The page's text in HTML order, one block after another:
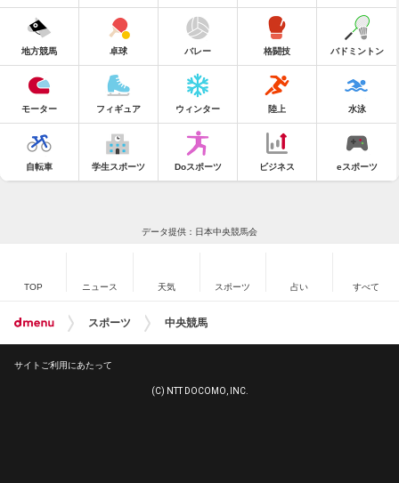
地方競馬 卓球 バレー 格闘技 バドミントン
モーター フィギュア ウィンター 陸上 水泳
自転車 学生スポーツ Doスポーツ ビジネス eスポーツ
データ提供：日本中央競馬会
TOP ニュース 天気 スポーツ 占い すべて
スポーツ 中央競馬
サイトご利用にあたって
(C) NTT DOCOMO, INC.